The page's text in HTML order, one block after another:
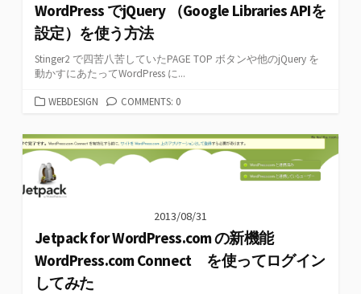
WordPress でjQuery （Google Libraries APIを
設定）を使う方法
Stinger2 で四苦八苦していたPAGE TOP ボタンや他のjQuery を
動かすにあたってWordPress に...
カ
ゴ
リ
ー
WEBDESIGN COMMENTS: 0
2013/08/31
Jetpack for WordPress.com の新機能
WordPress.com Connect を使ってログイン
してみた